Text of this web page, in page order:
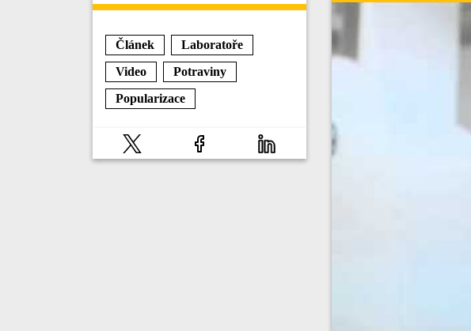
Článek
Laboratoře
Video
Potraviny
Popularizace